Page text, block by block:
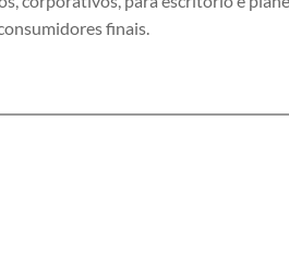
finais.